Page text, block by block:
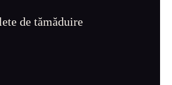
de tămăduire